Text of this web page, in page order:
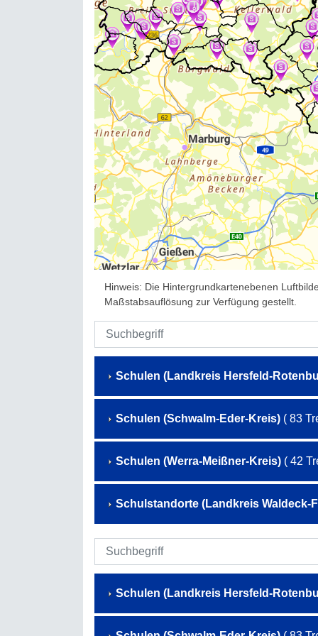
Hinweis: Die Hintergrundkartenebenen
Maßstabsauflösung zur Verfügung gestellt.
Schulen (Landkreis Hersfeld-
Schulen (Schwalm-Eder-Kreis) ( 83
Schulen (Werra-Meißner-Kreis) ( 42
Schulstandorte (Landkreis Waldeck-
Schulen (Landkreis Hersfeld-